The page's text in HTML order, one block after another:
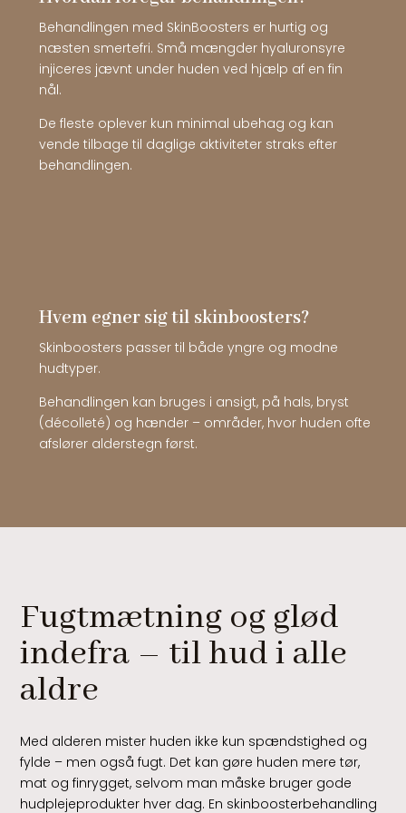
Behandlingen med SkinBoosters er hurtig og
næsten smertefri. Små mængder hyaluronsyre
injiceres jævnt under huden ved hjælp af en fin
nål.
De fleste oplever kun minimal ubehag og kan
vende tilbage til daglige aktiviteter straks efter
behandlingen.
Hvem egner sig til skinboosters?
Skinboosters passer til både yngre og modne
hudtyper.
Behandlingen kan bruges i ansigt, på hals, bryst
(décolleté) og hænder – områder, hvor huden ofte
afslører alderstegn først.
Fugtmætning og glød
indefra – til hud i alle
aldre
Med alderen mister huden ikke kun spændstighed og
fylde – men også fugt. Det kan gøre huden mere tør,
mat og finrygget, selvom man måske bruger gode
hudplejeprodukter hver dag. En skinboosterbehandling